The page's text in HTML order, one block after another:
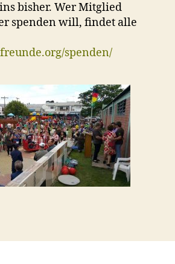
bisher. Wer Mitglied
spenden will, findet alle
spenden/